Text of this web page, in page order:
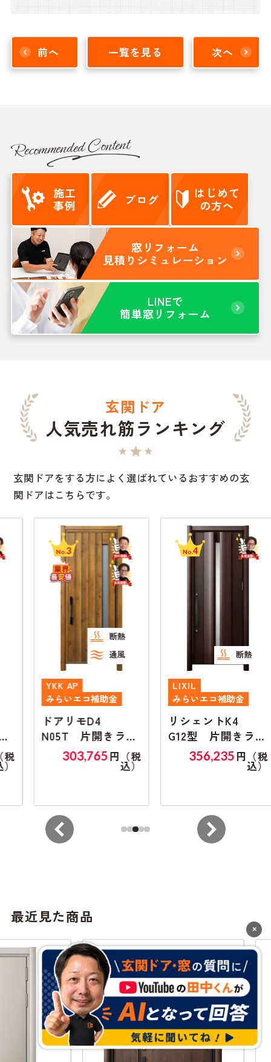
前へ 一覧を見る 次へ
Recommended Content
施工
事例
ブログ
はじめて
の方へ
窓リフォーム
見積りシミュレーション
LINEで
簡単窓リフォーム
玄関ドア
人気売れ筋ランキング
玄関ドアをする方によく選ばれているおすすめの玄
関ドアはこちらです。
3
断熱
通風
YKK AP
みらいエコ補助金
ドアリモD4
N05T 片開きラン
303,765円（税
込）
4
断熱
LIXIL
みらいエコ補助金
リシェントK4
G12型 片開きラン
356,235円（税
込）
最近見た商品
×